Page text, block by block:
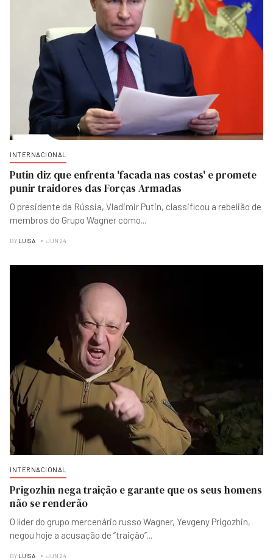
INTERNACIONAL
Putin diz que enfrenta 'facada nas costas' e promete
punir traidores das Forças Armadas
O presidente da Rússia, Vladimir Putin, classificou a rebelião de
membros do Grupo Wagner como...
BY LUISA JUN 24
INTERNACIONAL
Prigozhin nega traição e garante que os seus homens
não se renderão
O líder do grupo mercenário russo Wagner, Yevgeny Prigozhin,
negou hoje a acusação de “traição”...
BY LUISA JUN 24